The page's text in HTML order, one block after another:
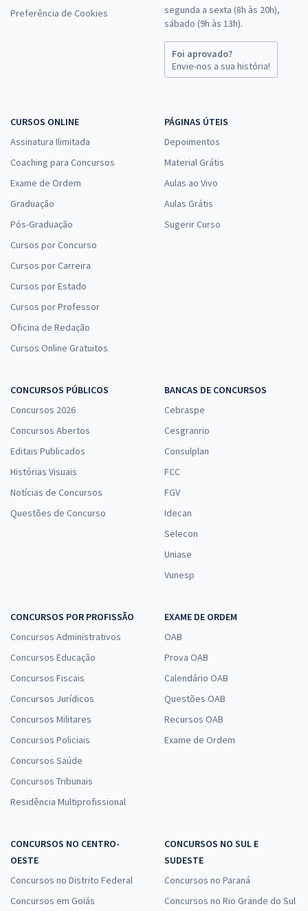
Preferência de Cookies
segunda a sexta (8h às 20h),
sábado (9h às 13h).
Foi aprovado?
Envie-nos a sua história!
CURSOS ONLINE
Assinatura Ilimitada
Coaching para Concursos
Exame de Ordem
Graduação
Pós-Graduação
Cursos por Concurso
Cursos por Carreira
Cursos por Estado
Cursos por Professor
Oficina de Redação
Cursos Online Gratuitos
PÁGINAS ÚTEIS
Depoimentos
Material Grátis
Aulas ao Vivo
Aulas Grátis
Sugerir Curso
CONCURSOS PÚBLICOS
Concursos 2026
Concursos Abertos
Editais Publicados
Histórias Visuais
Notícias de Concursos
Questões de Concurso
BANCAS DE CONCURSOS
Cebraspe
Cesgranrio
Consulplan
FCC
FGV
Idecan
Selecon
Uniase
Vunesp
CONCURSOS POR PROFISSÃO
Concursos Administrativos
Concursos Educação
Concursos Fiscais
Concursos Jurídicos
Concursos Militares
Concursos Policiais
Concursos Saúde
Concursos Tribunais
Residência Multiprofissional
EXAME DE ORDEM
OAB
Prova OAB
Calendário OAB
Questões OAB
Recursos OAB
Exame de Ordem
CONCURSOS NO CENTRO-
OESTE
Concursos no Distrito Federal
Concursos em Goiás
CONCURSOS NO SUL E
SUDESTE
Concursos no Paraná
Concursos no Rio Grande do Sul